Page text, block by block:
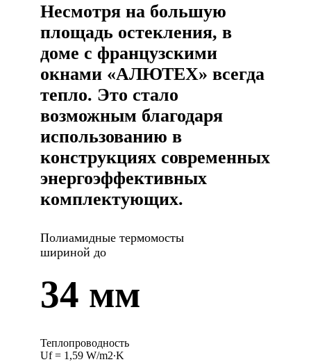
Несмотря на большую
площадь остекления, в
доме с французскими
окнами «АЛЮТЕХ» всегда
тепло. Это стало
возможным благодаря
использованию в
конструкциях современных
энергоэффективных
комплектующих.
Полиамидные термомосты
шириной до
34 мм
Теплопроводность
Uf = 1,59 W/m2∙K